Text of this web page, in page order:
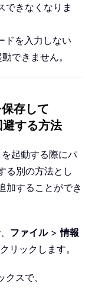
できなくなりま
ドを入力しない
できません。
存して
する方法
起動する際にパ
る別の方法とし
加することができ
ファイル>情報
リックします。
スで、